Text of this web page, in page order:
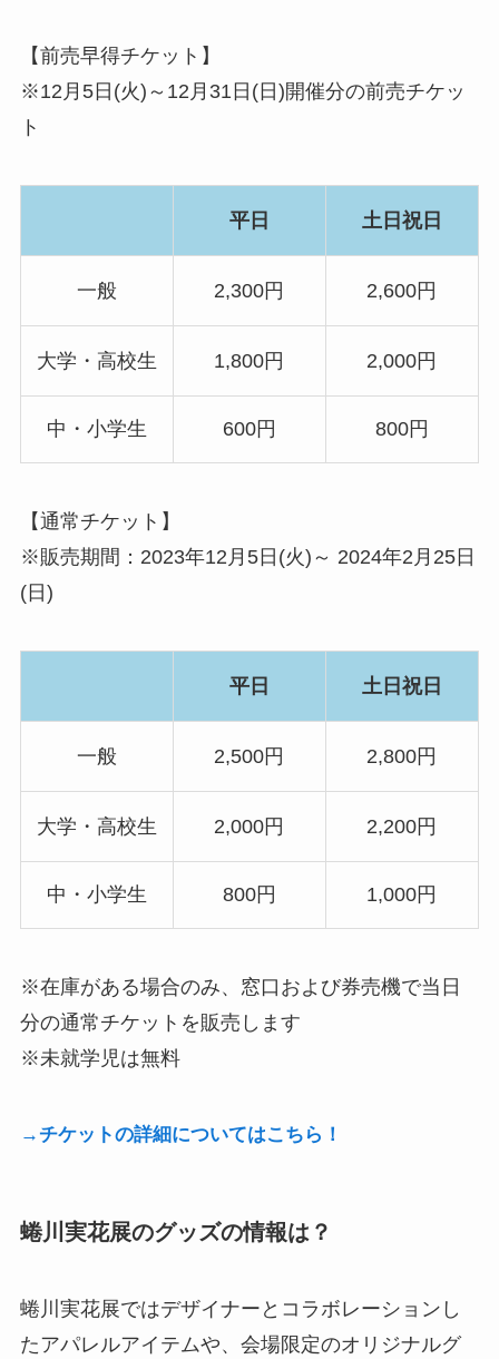
【前売早得チケット】
※12月5日(火)～12月31日(日)開催分の前売チケッ
ト
平日 土日祝日
一般 2,300円 2,600円
大学・高校生 1,800円 2,000円
中・小学生 600円 800円
【通常チケット】
※販売期間：2023年12月5日(火)～ 2024年2月25日
(日)
平日 土日祝日
一般 2,500円 2,800円
大学・高校生 2,000円 2,200円
中・小学生 800円 1,000円
※在庫がある場合のみ、窓口および券売機で当日
分の通常チケットを販売します
※未就学児は無料
→チケットの詳細についてはこちら！
蜷川実花展のグッズの情報は？
蜷川実花展ではデザイナーとコラボレーションし
たアパレルアイテムや、会場限定のオリジナルグ